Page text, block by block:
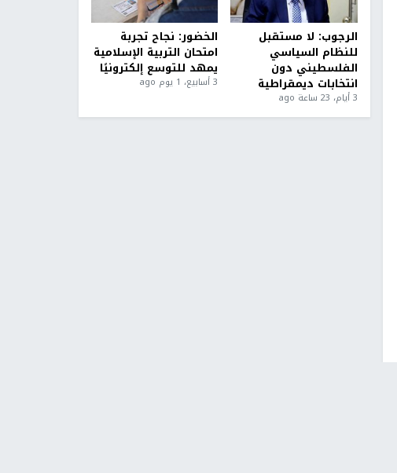
الرجوب: لا مستقبل
للنظام السياسي
الفلسطيني دون
انتخابات ديمقراطية
3 أيام، 23 ساعة ago
الخضور: نجاح تجربة
امتحان التربية الإسلامية
يمهد للتوسع إلكترونيًا
3 أسابيع، 1 يوم ago